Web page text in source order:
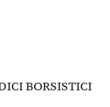
BORSISTICI